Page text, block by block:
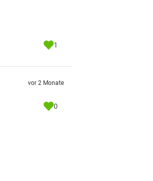
1
vor 2 Monate
0